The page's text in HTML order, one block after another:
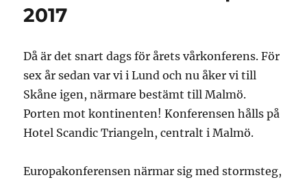
2017
Då är det snart dags för årets vårkonferens. För
sex år sedan var vi i Lund och nu åker vi till
Skåne igen, närmare bestämt till Malmö.
Porten mot kontinenten! Konferensen hålls på
Hotel Scandic Triangeln, centralt i Malmö.
Europakonferensen närmar sig med stormsteg,